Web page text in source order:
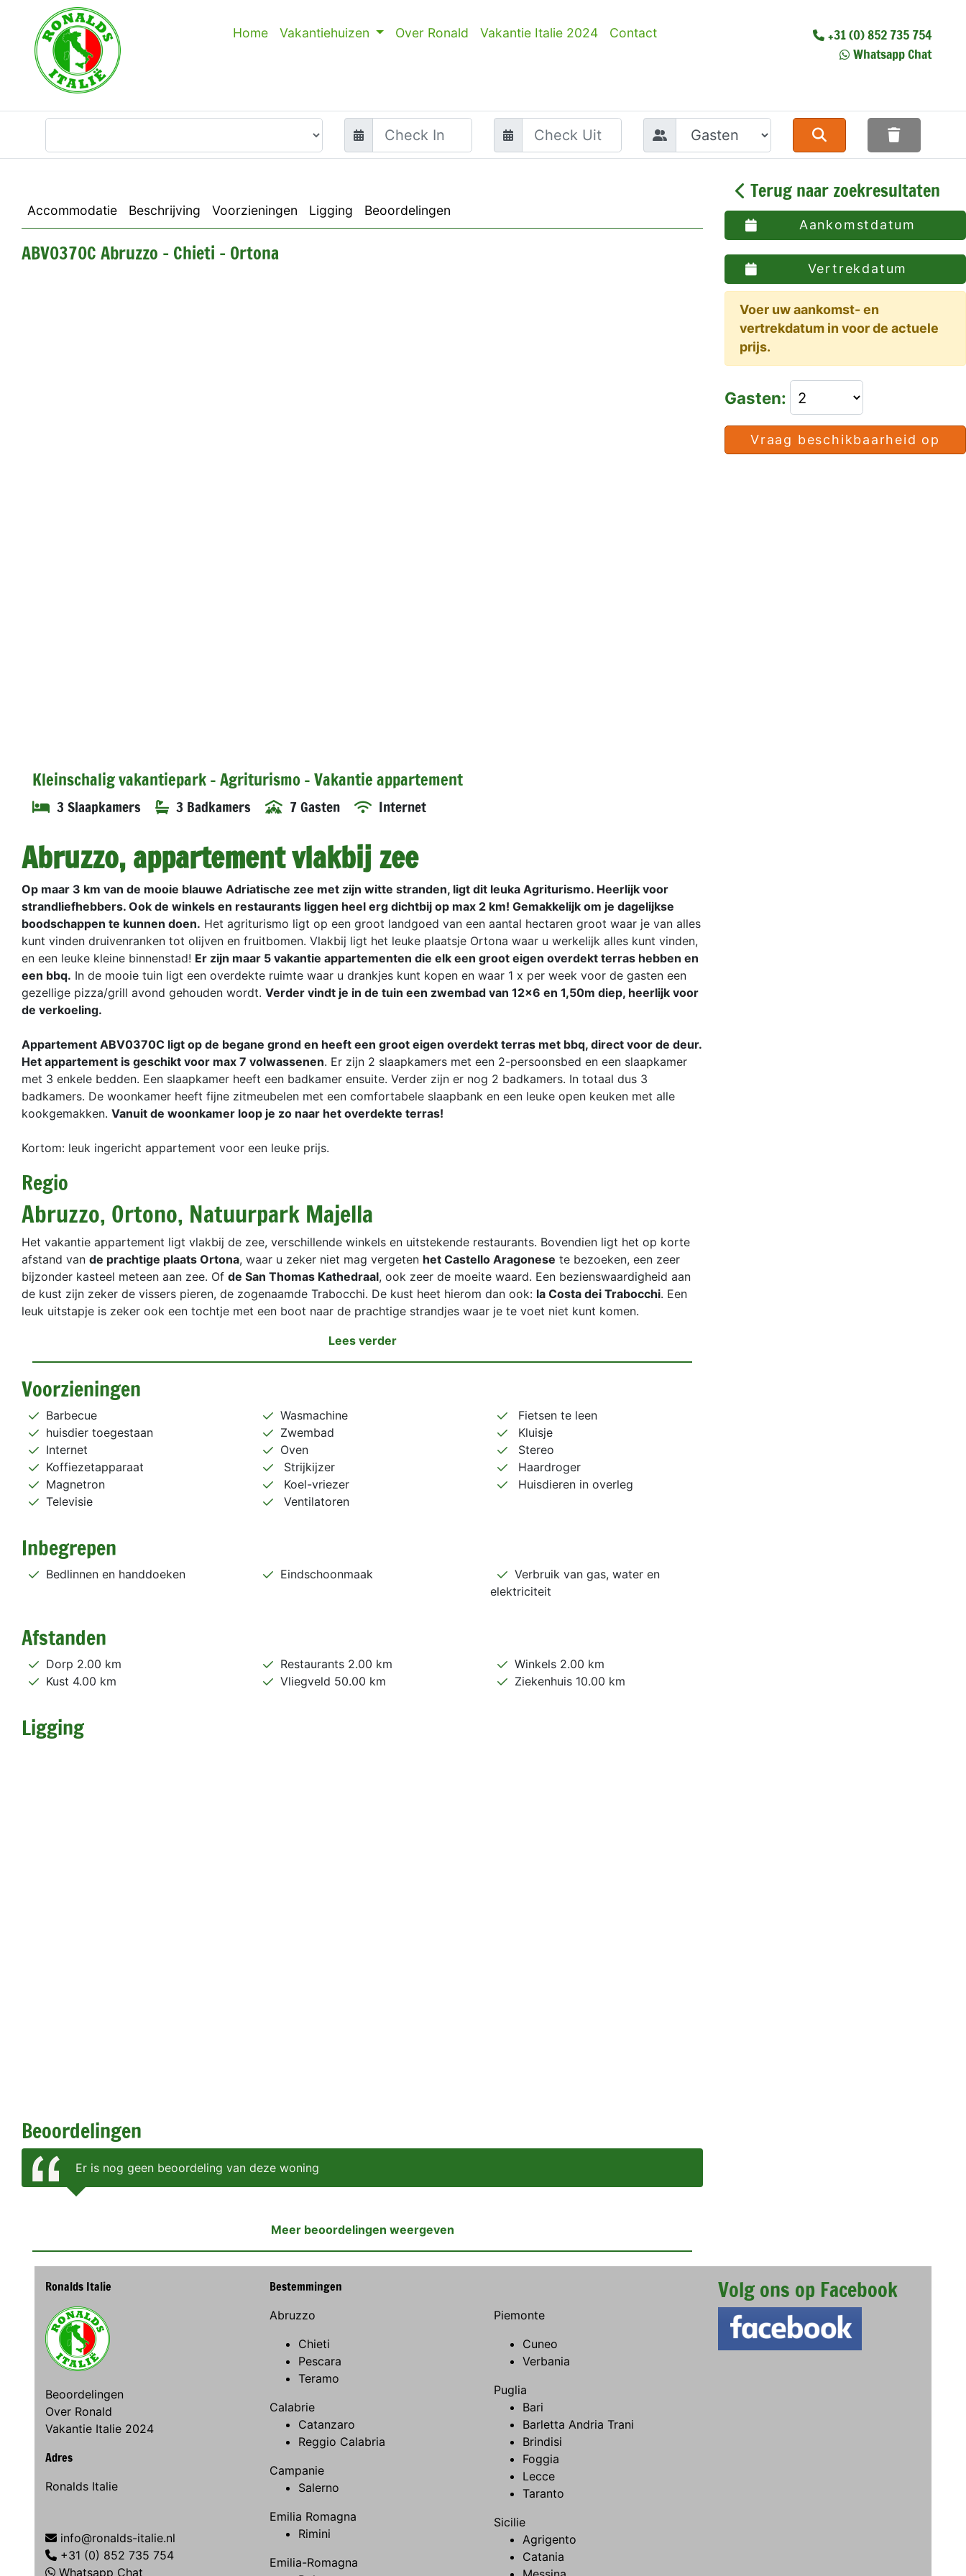
Home Vakantiehuizen Over Ronald Vakantie Italie 2024 Contact
+31 (0) 852 735 754
Whatsapp Chat
wilt u heen?
Accommodatie Beschrijving Voorzieningen Ligging Beoordelingen
ABV0370C Abruzzo - Chieti - Ortona
Kleinschalig vakantiepark - Agriturismo - Vakantie appartement
3 Slaapkamers 3 Badkamers 7 Gasten Internet
Abruzzo, appartement vlakbij zee
Op maar 3 km van de mooie blauwe Adriatische zee met zijn witte stranden, ligt dit leuka Agriturismo. Heerlijk voor
strandliefhebbers. Ook de winkels en restaurants liggen heel erg dichtbij op max 2 km! Gemakkelijk om je dagelijkse
boodschappen te kunnen doen. Het agriturismo ligt op een groot landgoed van een aantal hectaren groot waar je van alles
kunt vinden druivenranken tot olijven en fruitbomen. Vlakbij ligt het leuke plaatsje Ortona waar u werkelijk alles kunt vinden,
en een leuke kleine binnenstad! Er zijn maar 5 vakantie appartementen die elk een groot eigen overdekt terras hebben en
een bbq. In de mooie tuin ligt een overdekte ruimte waar u drankjes kunt kopen en waar 1 x per week voor de gasten een
gezellige pizza/grill avond gehouden wordt. Verder vindt je in de tuin een zwembad van 12x6 en 1,50m diep, heerlijk voor
de verkoeling.
Appartement ABV0370C ligt op de begane grond en heeft een groot eigen overdekt terras met bbq, direct voor de deur.
Het appartement is geschikt voor max 7 volwassenen. Er zijn 2 slaapkamers met een 2-persoonsbed en een slaapkamer
met 3 enkele bedden. Een slaapkamer heeft een badkamer ensuite. Verder zijn er nog 2 badkamers. In totaal dus 3
badkamers. De woonkamer heeft fijne zitmeubelen met een comfortabele slaapbank en een leuke open keuken met alle
kookgemakken. Vanuit de woonkamer loop je zo naar het overdekte terras!
Kortom: leuk ingericht appartement voor een leuke prijs.
Regio
Abruzzo, Ortono, Natuurpark Majella
Het vakantie appartement ligt vlakbij de zee, verschillende winkels en uitstekende restaurants. Bovendien ligt het op korte
afstand van de prachtige plaats Ortona, waar u zeker niet mag vergeten het Castello Aragonese te bezoeken, een zeer
bijzonder kasteel meteen aan zee. Of de San Thomas Kathedraal, ook zeer de moeite waard. Een bezienswaardigheid aan
de kust zijn zeker de vissers pieren, de zogenaamde Trabocchi. De kust heet hierom dan ook: la Costa dei Trabocchi. Een
leuk uitstapje is zeker ook een tochtje met een boot naar de prachtige strandjes waar je te voet niet kunt komen.
Lees verder
Voorzieningen
Barbecue
huisdier toegestaan
Internet
Koffiezetapparaat
Magnetron
Televisie
Wasmachine
Zwembad
Oven
Strijkijzer
Koel-vriezer
Ventilatoren
Fietsen te leen
Kluisje
Stereo
Haardroger
Huisdieren in overleg
Inbegrepen
Bedlinnen en handdoeken Eindschoonmaak
Verbruik van gas, water en
elektriciteit
Afstanden
Dorp 2.00 km
Kust 4.00 km
Restaurants 2.00 km
Vliegveld 50.00 km
Winkels 2.00 km
Ziekenhuis 10.00 km
Ligging
Beoordelingen
Er is nog geen beoordeling van deze woning
Meer beoordelingen weergeven
Terug naar zoekresultaten
Aankomstdatum
Vertrekdatum
Voer uw aankomst- en
vertrekdatum in voor de actuele
prijs.
Gasten:
Vraag beschikbaarheid op
Ronalds Italie
Beoordelingen
Over Ronald
Vakantie Italie 2024
Adres
Ronalds Italie
info@ronalds-italie.nl
+31 (0) 852 735 754
Whatsapp Chat
Bestemmingen
Abruzzo
Chieti
Pescara
Teramo
Calabrie
Catanzaro
Reggio Calabria
Campanie
Salerno
Emilia Romagna
Rimini
Emilia-Romagna
Piemonte
Cuneo
Verbania
Puglia
Bari
Barletta Andria Trani
Brindisi
Foggia
Lecce
Taranto
Sicilie
Agrigento
Catania
Volg ons op Facebook